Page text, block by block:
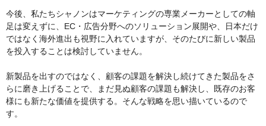
今後、私たちシャノンはマーケティングの専業メーカーとしての軸
足は変えずに、EC・広告分野へのソリューション展開や、日本だけ
ではなく海外進出も視野に入れていますが、そのたびに新しい製品
を投入することは検討していません。
新製品を出すのではなく、顧客の課題を解決し続けてきた製品をさ
らに磨き上げることで、まだ見ぬ顧客の課題も解決し、既存のお客
様にも新たな価値を提供する。そんな戦略を思い描いているので
す。